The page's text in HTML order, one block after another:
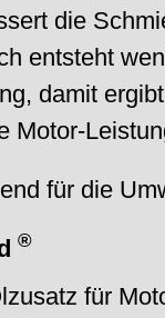
die
entsteht
damit
Motor-
für die
®
für